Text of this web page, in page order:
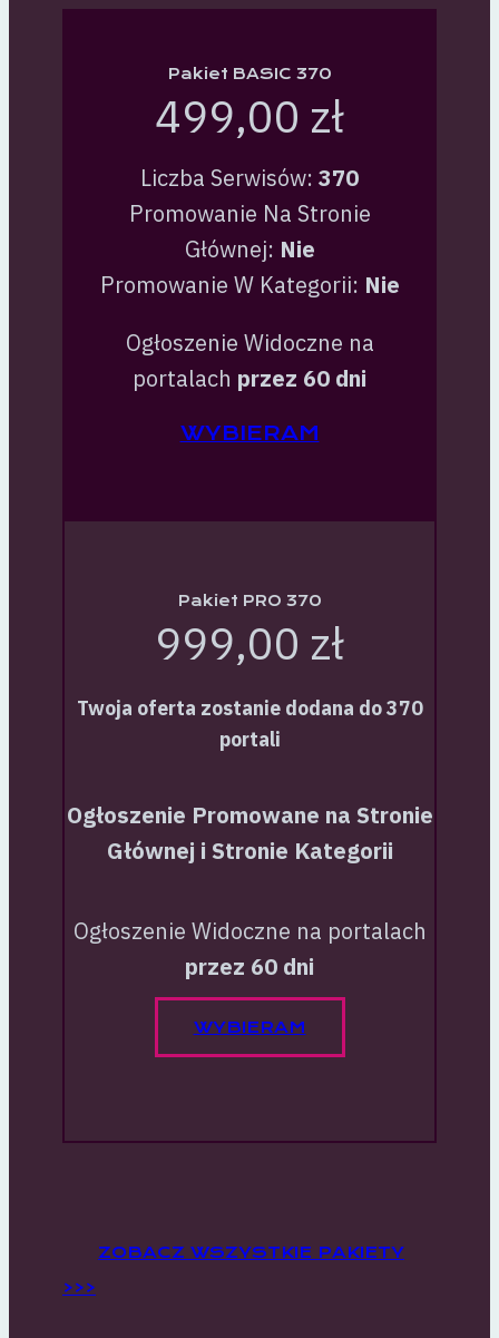
Pakiet BASIC 370
499,00 zł
Liczba Serwisów: 370
Promowanie Na Stronie
Głównej: Nie
Promowanie W Kategorii: Nie
Ogłoszenie Widoczne na
portalach przez 60 dni
WYBIERAM
Pakiet PRO 370
999,00 zł
Twoja oferta zostanie dodana do 370
portali
Ogłoszenie Promowane na Stronie
Głównej i Stronie Kategorii
Ogłoszenie Widoczne na portalach
przez 60 dni
WYBIERAM
ZOBACZ WSZYSTKIE PAKIETY
>>>